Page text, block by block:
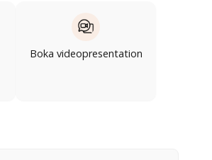
Boka videopresentation